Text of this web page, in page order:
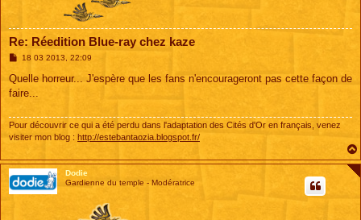
Re: Réedition Blue-ray chez kaze
M
s
a
18 03 2013, 22:09
Quelle horreur... J'espère que les fans n'encourageront pas cette façon de
faire...
Pour découvrir ce qui a été perdu dans l'adaptation des Cités d'Or en français, venez
visiter mon blog : http://estebantaozia.blogspot.fr/
Dodie
Gardienne du temple - Modératrice